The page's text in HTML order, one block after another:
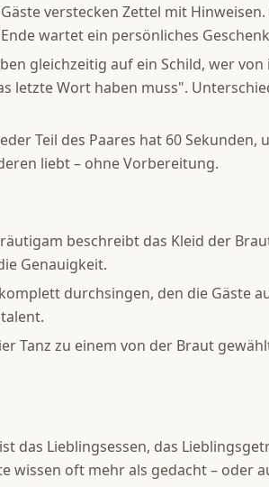
Gäste verstecken Zettel mit
wartet ein persönliches
gleichzeitig auf ein Schild, wer von
letzte Wort haben muss".
Teil des Paares hat 60 Sekunden,
liebt – ohne Vorbereitung.
beschreibt das Kleid der
Genauigkeit.
durchsingen, den die Gäste
Tanz zu einem von der Braut
das Lieblingsessen, das
wissen oft mehr als gedacht – oder